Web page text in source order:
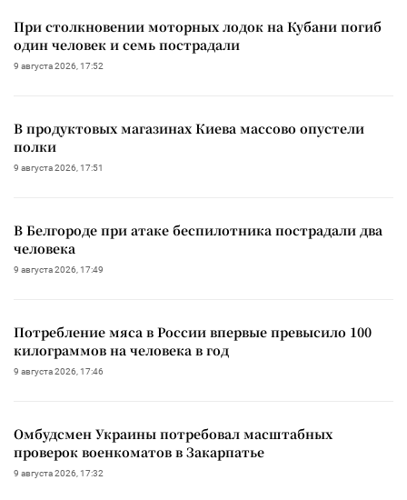
При столкновении моторных лодок на Кубани погиб
один человек и семь пострадали
9 августа 2026, 17:52
В продуктовых магазинах Киева массово опустели
полки
9 августа 2026, 17:51
В Белгороде при атаке беспилотника пострадали два
человека
9 августа 2026, 17:49
Потребление мяса в России впервые превысило 100
килограммов на человека в год
9 августа 2026, 17:46
Омбудсмен Украины потребовал масштабных
проверок военкоматов в Закарпатье
9 августа 2026, 17:32